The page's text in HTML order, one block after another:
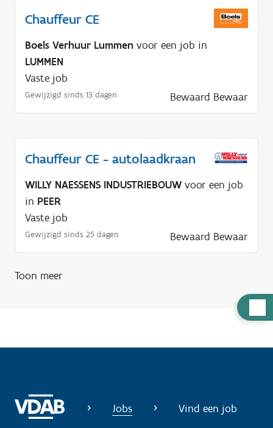
u
Chauffeur CE
Boels Verhuur Lummen voor een job in
LUMMEN
Vaste job
Gewijzigd sinds 13 dagen Bewaard Bewaar
Chauffeur CE - autolaadkraan
WILLY NAESSENS INDUSTRIEBOUW voor een job
in PEER
Vaste job
Gewijzigd sinds 25 dagen Bewaard Bewaar
Toon meer
Jobs Vind een job